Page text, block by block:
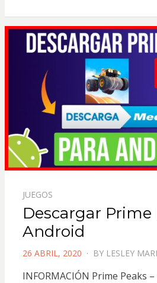
JUEGOS
Descargar Prime
Android
POSTED
26 ABRIL, 2020 BY LESLEY
INFORMACIÓN Prime Peaks